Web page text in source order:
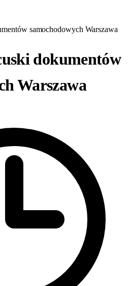
samochodowych Warszawa
dokumentów
Warszawa